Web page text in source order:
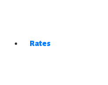
Rates